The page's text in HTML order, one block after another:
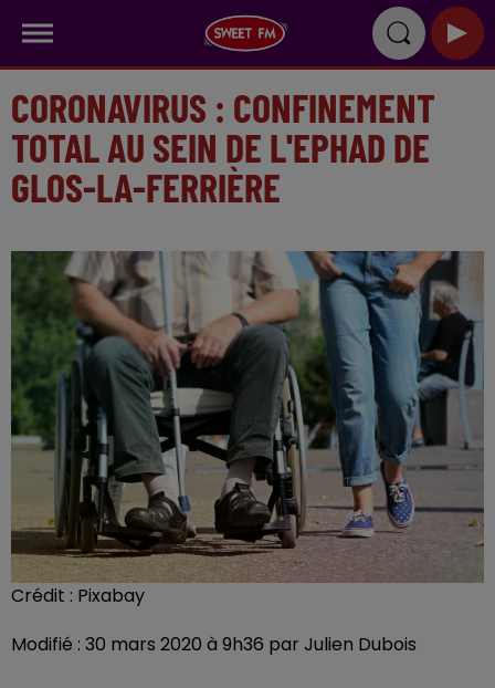
CORONAVIRUS : CONFINEMENT
TOTAL AU SEIN DE L'EPHAD DE
GLOS-LA-FERRIÈRE
Crédit : Pixabay
Modifié : 30 mars 2020 à 9h36 par Julien Dubois